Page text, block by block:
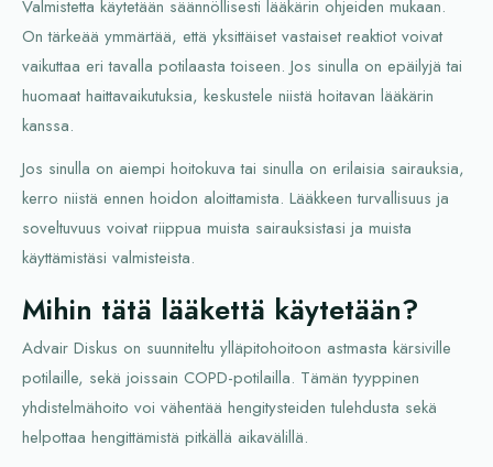
Valmistetta käytetään säännöllisesti lääkärin ohjeiden mukaan.
On tärkeää ymmärtää, että yksittäiset vastaiset reaktiot voivat
vaikuttaa eri tavalla potilaasta toiseen. Jos sinulla on epäilyjä tai
huomaat haittavaikutuksia, keskustele niistä hoitavan lääkärin
kanssa.
Jos sinulla on aiempi hoitokuva tai sinulla on erilaisia sairauksia,
kerro niistä ennen hoidon aloittamista. Lääkkeen turvallisuus ja
soveltuvuus voivat riippua muista sairauksistasi ja muista
käyttämistäsi valmisteista.
Mihin tätä lääkettä käytetään?
Advair Diskus on suunniteltu ylläpitohoitoon astmasta kärsiville
potilaille, sekä joissain COPD-potilailla. Tämän tyyppinen
yhdistelmähoito voi vähentää hengitysteiden tulehdusta sekä
helpottaa hengittämistä pitkällä aikavälillä.